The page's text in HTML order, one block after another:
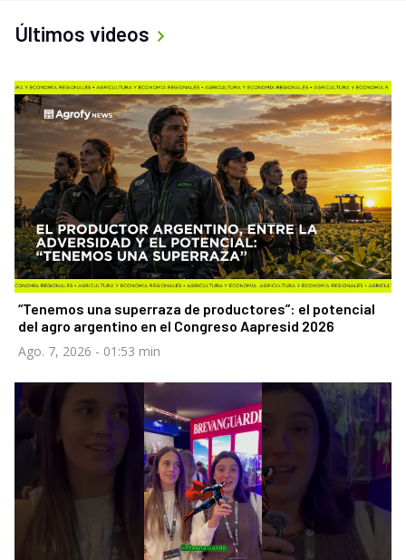
Últimos videos
“Tenemos una superraza de productores”: el potencial
del agro argentino en el Congreso Aapresid 2026
Ago. 7, 2026 - 01:53 min